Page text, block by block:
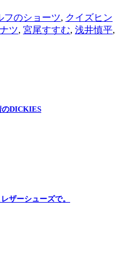
フのショーツ, クイズヒン
ツ, 宮尾すすむ, 浅井慎平,
のDICKIES
ザーシューズで。